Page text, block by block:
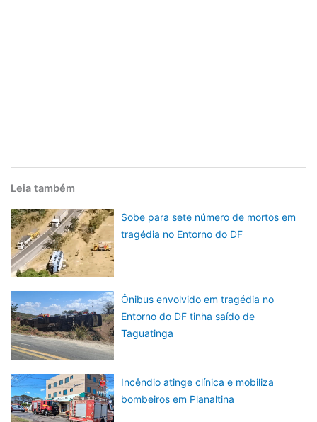
Leia também
Sobe para sete número de mortos em
tragédia no Entorno do DF
Ônibus envolvido em tragédia no
Entorno do DF tinha saído de
Taguatinga
Incêndio atinge clínica e mobiliza
bombeiros em Planaltina